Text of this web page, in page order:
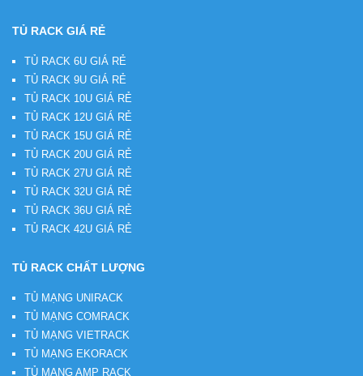
TỦ RACK GIÁ RẺ
TỦ RACK 6U GIÁ RẺ
TỦ RACK 9U GIÁ RẺ
TỦ RACK 10U GIÁ RẺ
TỦ RACK 12U GIÁ RẺ
TỦ RACK 15U GIÁ RẺ
TỦ RACK 20U GIÁ RẺ
TỦ RACK 27U GIÁ RẺ
TỦ RACK 32U GIÁ RẺ
TỦ RACK 36U GIÁ RẺ
TỦ RACK 42U GIÁ RẺ
TỦ RACK CHẤT LƯỢNG
TỦ MẠNG UNIRACK
TỦ MẠNG COMRACK
TỦ MẠNG VIETRACK
TỦ MẠNG EKORACK
TỦ MẠNG AMP RACK